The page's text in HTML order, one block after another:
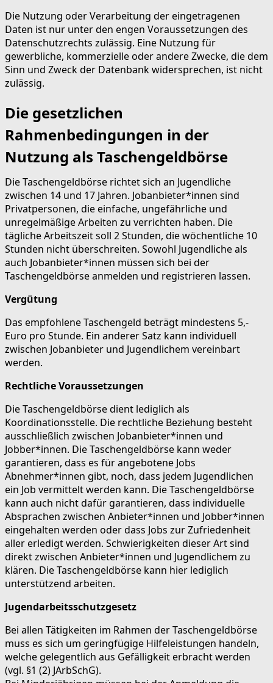
Die Nutzung oder Verarbeitung der eingetragenen
Daten ist nur unter den engen Voraussetzungen des
Datenschutzrechts zulässig. Eine Nutzung für
gewerbliche, kommerzielle oder andere Zwecke, die dem
Sinn und Zweck der Datenbank widersprechen, ist nicht
zulässig.
Die gesetzlichen
Rahmenbedingungen in der
Nutzung als Taschengeldbörse
Die Taschengeldbörse richtet sich an Jugendliche
zwischen 14 und 17 Jahren. Jobanbieter*innen sind
Privatpersonen, die einfache, ungefährliche und
unregelmäßige Arbeiten zu verrichten haben. Die
tägliche Arbeitszeit soll 2 Stunden, die wöchentliche 10
Stunden nicht überschreiten. Sowohl Jugendliche als
auch Jobanbieter*innen müssen sich bei der
Taschengeldbörse anmelden und registrieren lassen.
Vergütung
Das empfohlene Taschengeld beträgt mindestens 5,-
Euro pro Stunde. Ein anderer Satz kann individuell
zwischen Jobanbieter und Jugendlichem vereinbart
werden.
Rechtliche Voraussetzungen
Die Taschengeldbörse dient lediglich als
Koordinationsstelle. Die rechtliche Beziehung besteht
ausschließlich zwischen Jobanbieter*innen und
Jobber*innen. Die Taschengeldbörse kann weder
garantieren, dass es für angebotene Jobs
Abnehmer*innen gibt, noch, dass jedem Jugendlichen
ein Job vermittelt werden kann. Die Taschengeldbörse
kann auch nicht dafür garantieren, dass individuelle
Absprachen zwischen Anbieter*innen und Jobber*innen
eingehalten werden oder dass Jobs zur Zufriedenheit
aller erledigt werden. Schwierigkeiten dieser Art sind
direkt zwischen Anbieter*innen und Jugendlichem zu
klären. Die Taschengeldbörse kann hier lediglich
unterstützend arbeiten.
Jugendarbeitsschutzgesetz
Bei allen Tätigkeiten im Rahmen der Taschengeldbörse
muss es sich um geringfügige Hilfeleistungen handeln,
welche gelegentlich aus Gefälligkeit erbracht werden
(vgl. §1 (2) JArbSchG).